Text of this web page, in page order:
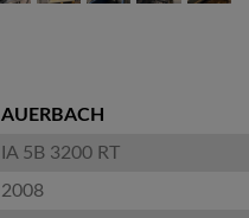
AUERBACH
IA 5B 3200 RT
2008